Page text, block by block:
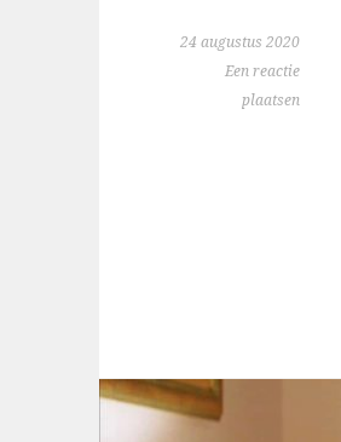
24 augustus 2020
Een reactie
plaatsen